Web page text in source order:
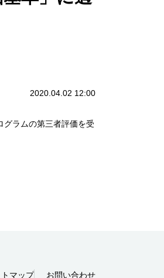
2020.04.02 12:00
ラムの第三者評価を受
マップ お問い合わせ